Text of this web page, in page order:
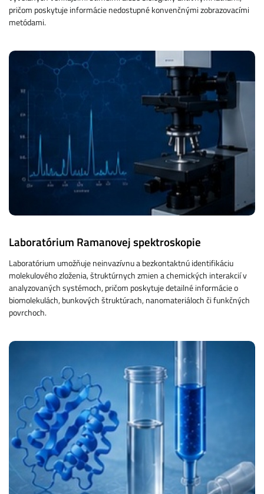
pričom poskytuje informácie nedostupné konvenčnými zobrazovacími
metódami.
Laboratórium Ramanovej spektroskopie
Laboratórium umožňuje neinvazívnu a bezkontaktnú identifikáciu
molekulového zloženia, štruktúrnych zmien a chemických interakcií v
analyzovaných systémoch, pričom poskytuje detailné informácie o
biomolekulách, bunkových štruktúrach, nanomateriáloch či funkčných
povrchoch.